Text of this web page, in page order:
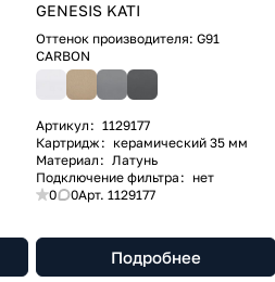
GENESIS KATI
0 0Арт. 1129177
Оттенок производителя: G91
CARBON
Артикул : 1129177
Картридж : керамический 35 мм
Материал : Латунь
Подключение фильтра : нет
Подробнее